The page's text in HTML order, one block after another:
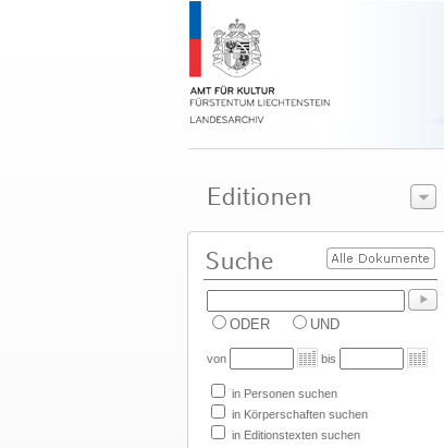
ODER UND
von bis
in Personen suchen
in Körperschaften suchen
in Editionstexten suchen